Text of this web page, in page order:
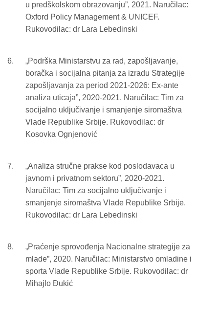
u predškolskom obrazovanju”, 2021. Naručilac:
Oxford Policy Management & UNICEF.
Rukovodilac: dr Lara Lebedinski
„Podrška Ministarstvu za rad, zapošljavanje,
boračka i socijalna pitanja za izradu Strategije
zapošljavanja za period 2021-2026: Ex-ante
analiza uticaja”, 2020-2021. Naručilac: Tim za
socijalno uključivanje i smanjenje siromaštva
Vlade Republike Srbije. Rukovodilac: dr
Kosovka Ognjenović
„Analiza stručne prakse kod poslodavaca u
javnom i privatnom sektoru”, 2020-2021.
Naručilac: Tim za socijalno uključivanje i
smanjenje siromaštva Vlade Republike Srbije.
Rukovodilac: dr Lara Lebedinski
„Praćenje sprovođenja Nacionalne strategije za
mlade”, 2020. Naručilac: Ministarstvo omladine i
sporta Vlade Republike Srbije. Rukovodilac: dr
Mihajlo Đukić